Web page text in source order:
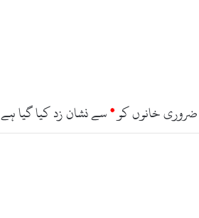
ضروری خانوں کو*سے نشان زد کیا گیا ہے